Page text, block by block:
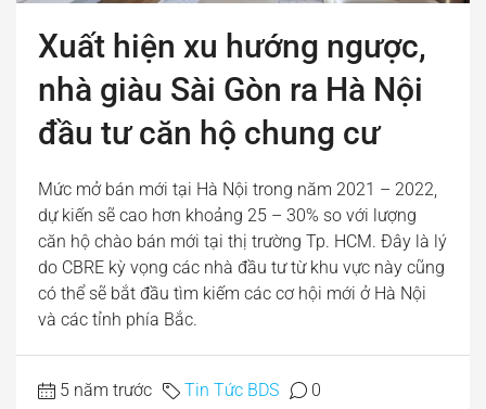
Xuất hiện xu hướng ngược,
nhà giàu Sài Gòn ra Hà Nội
đầu tư căn hộ chung cư
Mức mở bán mới tại Hà Nội trong năm 2021 – 2022,
dự kiến sẽ cao hơn khoảng 25 – 30% so với lượng
căn hộ chào bán mới tại thị trường Tp. HCM. Đây là lý
do CBRE kỳ vọng các nhà đầu tư từ khu vực này cũng
có thể sẽ bắt đầu tìm kiếm các cơ hội mới ở Hà Nội
và các tỉnh phía Bắc.
5 năm trước Tin Tức BDS 0